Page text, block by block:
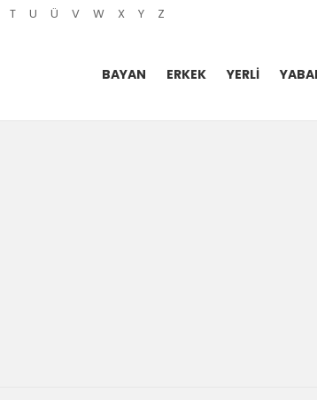
T U Ü V W X Y Z
BAYAN ERKEK YERLI